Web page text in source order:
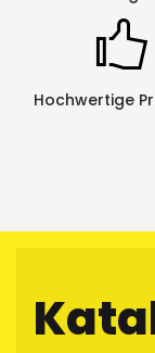
Hochwertige